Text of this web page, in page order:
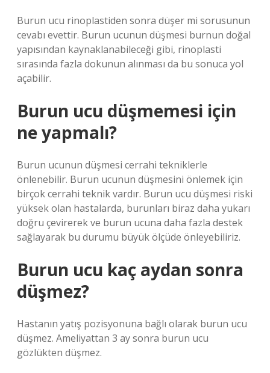
Burun ucu rinoplastiden sonra düşer mi sorusunun
cevabı evettir. Burun ucunun düşmesi burnun doğal
yapısından kaynaklanabileceği gibi, rinoplasti
sırasında fazla dokunun alınması da bu sonuca yol
açabilir.
Burun ucu düşmemesi için
ne yapmalı?
Burun ucunun düşmesi cerrahi tekniklerle
önlenebilir. Burun ucunun düşmesini önlemek için
birçok cerrahi teknik vardır. Burun ucu düşmesi riski
yüksek olan hastalarda, burunları biraz daha yukarı
doğru çevirerek ve burun ucuna daha fazla destek
sağlayarak bu durumu büyük ölçüde önleyebiliriz.
Burun ucu kaç aydan sonra
düşmez?
Hastanın yatış pozisyonuna bağlı olarak burun ucu
düşmez. Ameliyattan 3 ay sonra burun ucu
gözlükten düşmez.